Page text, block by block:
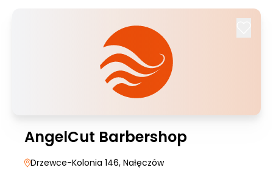
AngelCut Barbershop
Drzewce-Kolonia 146, Nałęczów